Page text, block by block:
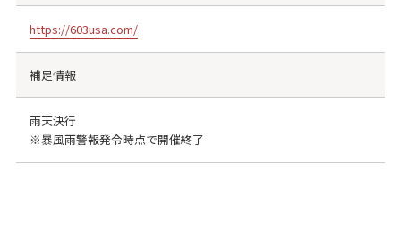
https://603usa.com/
補足情報
雨天決行
※暴風雨警報発令時点で開催終了